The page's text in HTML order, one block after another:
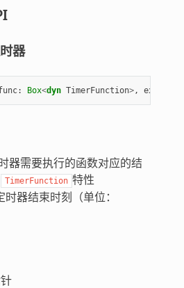
器
: Box<dyn TimerFunction>,
器需要执行的函数对应的结
TimerFunction 特性
时器结束时刻（单位：